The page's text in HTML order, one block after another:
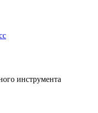
инструмента